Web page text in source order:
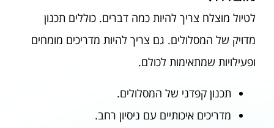
לטיול מוצלח צריך להיות כמה דברים. כוללים תכנון
מדויק של המסלולים. גם צריך להיות מדריכים מומחים
ופעילויות שמתאימות לכולם.
תכנון קפדני של המסלולים.
מדריכים איכותיים עם ניסיון רחב.